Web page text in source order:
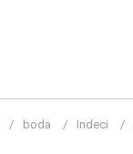
boda Indeci